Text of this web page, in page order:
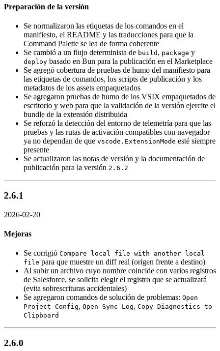
Preparación de la versión
Se normalizaron las etiquetas de los comandos en el
manifiesto, el README y las traducciones para que la
Command Palette se lea de forma coherente
Se cambió a un flujo determinista de build , package y
deploy basado en Bun para la publicación en el Marketplace
Se agregó cobertura de pruebas de humo del manifiesto para
las etiquetas de comandos, los scripts de publicación y los
metadatos de los assets empaquetados
Se agregaron pruebas de humo de los VSIX empaquetados de
escritorio y web para que la validación de la versión ejercite el
bundle de la extensión distribuida
Se reforzó la detección del entorno de telemetría para que las
pruebas y las rutas de activación compatibles con navegador
ya no dependan de que vscode.ExtensionMode esté siempre
presente
Se actualizaron las notas de versión y la documentación de
publicación para la versión 2.6.2
2.6.1
2026-02-20
Mejoras
Se corrigió Compare local file with another local
file para que muestre un diff real (origen frente a destino)
Al subir un archivo cuyo nombre coincide con varios registros
de Salesforce, se solicita elegir el registro que se actualizará
(evita sobrescrituras accidentales)
Se agregaron comandos de solución de problemas: Open
Project Config, Open Sync Log, Copy Diagnostics to
Clipboard
2.6.0